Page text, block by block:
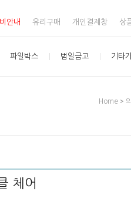
안내 유리구매 개인결제창 상
파일박스 범일금고 기타
Home >
체어